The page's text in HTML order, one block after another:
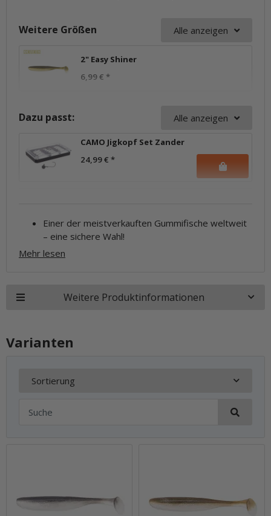
Weitere Größen Alle anzeigen
2" Easy Shiner
6,99 € *
Dazu passt: Alle anzeigen
CAMO Jigkopf Set Zander
24,99 € *
Einer der meistverkauften Gummifische weltweit
– eine sichere Wahl!
Mehr lesen
Weitere Produktinformationen
Varianten
Sortierung